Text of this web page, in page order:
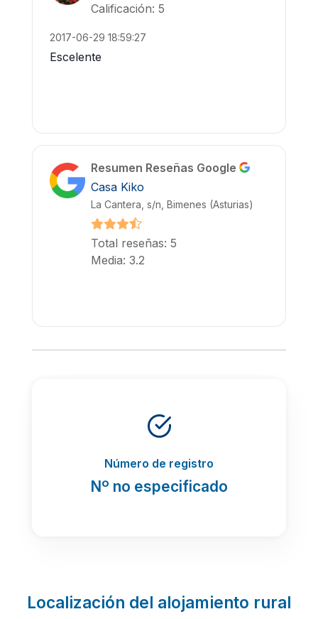
Calificación: 5
2017-06-29 18:59:27
Escelente
Resumen Reseñas Google
Casa Kiko
La Cantera, s/n, Bimenes (Asturias)
Total reseñas: 5
Media: 3.2
Número de registro
Nº no especificado
Localización del alojamiento rural